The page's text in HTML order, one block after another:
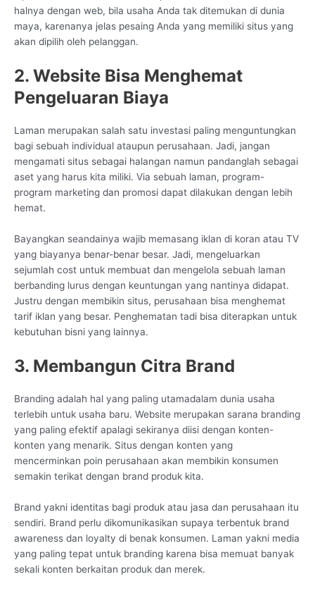
halnya dengan web, bila usaha Anda tak ditemukan di dunia
maya, karenanya jelas pesaing Anda yang memiliki situs yang
akan dipilih oleh pelanggan.
2. Website Bisa Menghemat
Pengeluaran Biaya
Laman merupakan salah satu investasi paling menguntungkan
bagi sebuah individual ataupun perusahaan. Jadi, jangan
mengamati situs sebagai halangan namun pandanglah sebagai
aset yang harus kita miliki. Via sebuah laman, program-
program marketing dan promosi dapat dilakukan dengan lebih
hemat.
Bayangkan seandainya wajib memasang iklan di koran atau TV
yang biayanya benar-benar besar. Jadi, mengeluarkan
sejumlah cost untuk membuat dan mengelola sebuah laman
berbanding lurus dengan keuntungan yang nantinya didapat.
Justru dengan membikin situs, perusahaan bisa menghemat
tarif iklan yang besar. Penghematan tadi bisa diterapkan untuk
kebutuhan bisni yang lainnya.
3. Membangun Citra Brand
Branding adalah hal yang paling utamadalam dunia usaha
terlebih untuk usaha baru. Website merupakan sarana branding
yang paling efektif apalagi sekiranya diisi dengan konten-
konten yang menarik. Situs dengan konten yang
mencerminkan poin perusahaan akan membikin konsumen
semakin terikat dengan brand produk kita.
Brand yakni identitas bagi produk atau jasa dan perusahaan itu
sendiri. Brand perlu dikomunikasikan supaya terbentuk brand
awareness dan loyalty di benak konsumen. Laman yakni media
yang paling tepat untuk branding karena bisa memuat banyak
sekali konten berkaitan produk dan merek.